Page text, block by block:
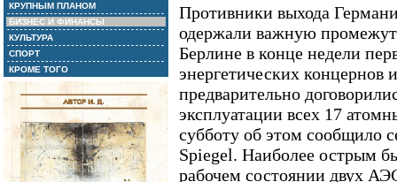
КРУПНЫМ ПЛАНОМ
БИЗНЕС И ФИНАНСЫ
КУЛЬТУРА
СПОРТ
КРОМЕ ТОГО
Противники выхода
одержали важную
Берлине в конце недели
энергетических концернов
предварительно
эксплуатации всех 17
субботу об этом сообщило
Spiegel. Наиболее острым
рабочем состоянии двух